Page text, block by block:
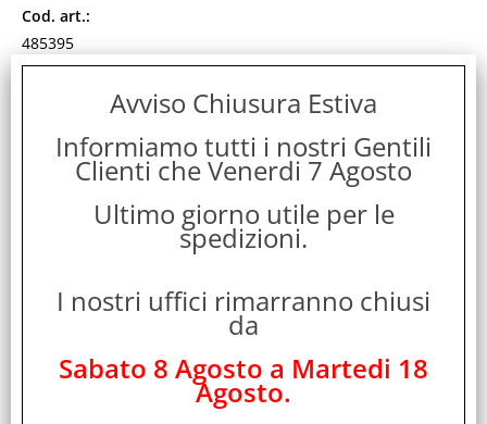
Cod. art.:
485395
Marca:
ITALIA
Cod. Produttore:
Asciugamani piegati a "C" realizzati in pura
cellulosa,microgroffato, il foglio fuoriesce ripiegato in 3 e la
distribuzione avviene di foglio in [...]
Non Disponibile
Avviso Chiusura Estiva
Informiamo tutti i nostri Gentili
Clienti che Venerdi 7 Agosto
Ultimo giorno utile per le
spedizioni.
I nostri uffici rimarranno chiusi
da
Sabato 8 Agosto a Martedi 18
Agosto.